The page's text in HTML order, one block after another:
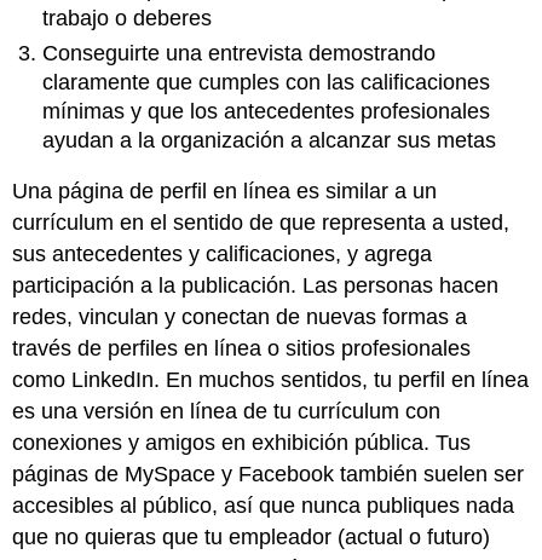
trabajo o deberes
Conseguirte una entrevista demostrando
claramente que cumples con las calificaciones
mínimas y que los antecedentes profesionales
ayudan a la organización a alcanzar sus metas
Una página de perfil en línea es similar a un
currículum en el sentido de que representa a usted,
sus antecedentes y calificaciones, y agrega
participación a la publicación. Las personas hacen
redes, vinculan y conectan de nuevas formas a
través de perfiles en línea o sitios profesionales
como LinkedIn. En muchos sentidos, tu perfil en línea
es una versión en línea de tu currículum con
conexiones y amigos en exhibición pública. Tus
páginas de MySpace y Facebook también suelen ser
accesibles al público, así que nunca publiques nada
que no quieras que tu empleador (actual o futuro)